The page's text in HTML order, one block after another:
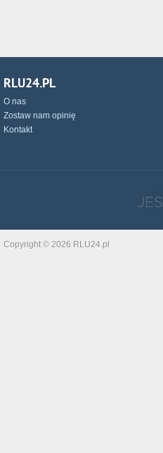
RLU24.PL
O nas
Zostaw nam opinię
Kontakt
Copyright © 2026 RLU24.pl